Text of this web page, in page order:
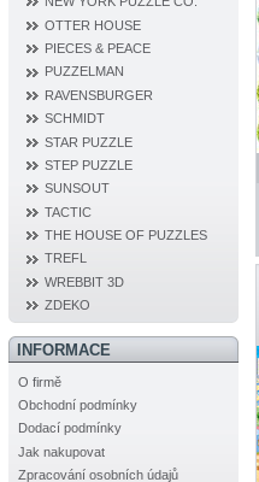
OTTER HOUSE
PIECES & PEACE
PUZZELMAN
RAVENSBURGER
SCHMIDT
STAR PUZZLE
STEP PUZZLE
SUNSOUT
TACTIC
THE HOUSE OF PUZZLES
TREFL
WREBBIT 3D
ZDEKO
INFORMACE
O firmě
Obchodní podmínky
Dodací podmínky
Jak nakupovat
Zpracování osobních údajů